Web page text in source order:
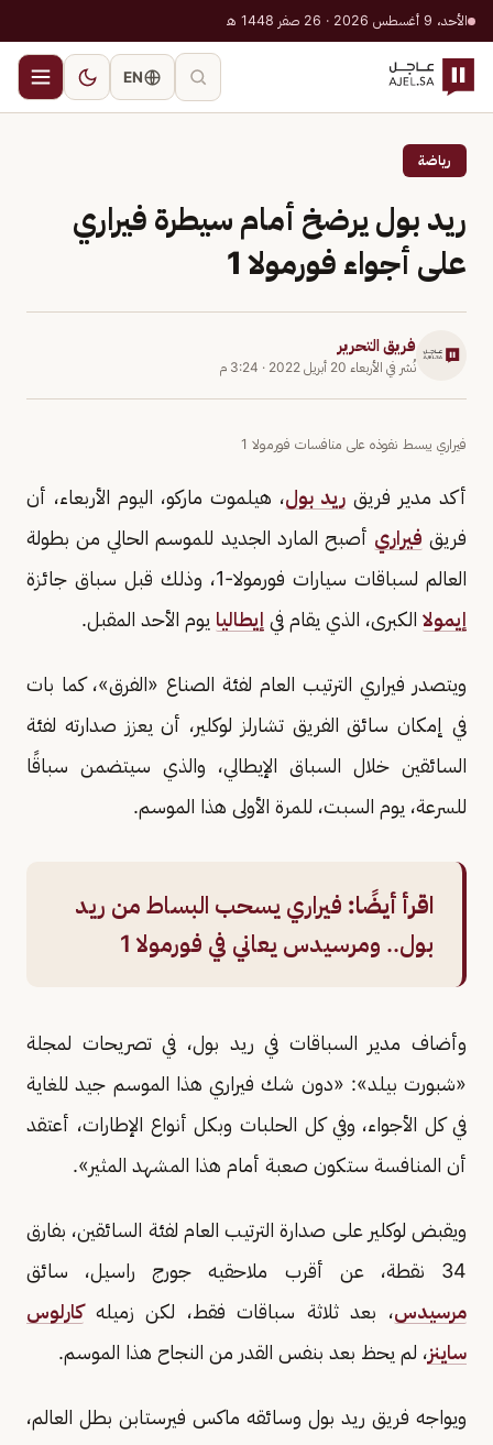
الأحد، 9 أغسطس 2026 · 26 صفر 1448 هـ
EN
رياضة
ريد بول يرضخ أمام سيطرة فيراري
على أجواء فورمولا 1
فريق التحرير
نُشر في الأربعاء 20 أبريل 2022 · 3:24 م
فيراري يبسط نفوذه على منافسات فورمولا 1
أكد مدير فريق ريد بول، هيلموت ماركو، اليوم الأربعاء، أن
فريق فيراري أصبح المارد الجديد للموسم الحالي من بطولة
العالم لسباقات سيارات فورمولا-1، وذلك قبل سباق جائزة
إيمولا الكبرى، الذي يقام في إيطاليا يوم الأحد المقبل.
ويتصدر فيراري الترتيب العام لفئة الصناع «الفرق»، كما بات
في إمكان سائق الفريق تشارلز لوكلير، أن يعزز صدارته لفئة
السائقين خلال السباق الإيطالي، والذي سيتضمن سباقًا
للسرعة، يوم السبت، للمرة الأولى هذا الموسم.
اقرأ أيضًا: فيراري يسحب البساط من ريد
بول.. ومرسيدس يعاني في فورمولا 1
وأضاف مدير السباقات في ريد بول، في تصريحات لمجلة
«شبورت بيلد»: «دون شك فيراري هذا الموسم جيد للغاية
في كل الأجواء، وفي كل الحلبات وبكل أنواع الإطارات، أعتقد
أن المنافسة ستكون صعبة أمام هذا المشهد المثير».
ويقبض لوكلير على صدارة الترتيب العام لفئة السائقين، بفارق
34 نقطة، عن أقرب ملاحقيه جورج راسيل، سائق
مرسيدس، بعد ثلاثة سباقات فقط، لكن زميلهكارلوس
ساينز، لم يحظ بعد بنفس القدر من النجاح هذا الموسم.
ويواجه فريق ريد بول وسائقه ماكس فيرستابن بطل العالم،